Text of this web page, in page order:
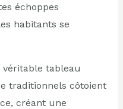
échoppes
habitants se
tableau
traditionnels côtoient
créant une